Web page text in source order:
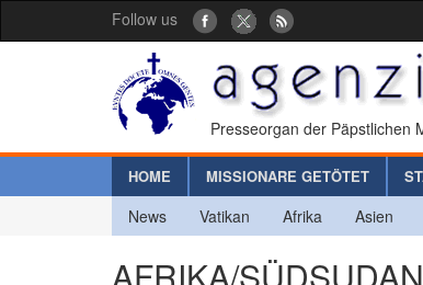
Follow us
Presseorgan der Päpstlichen
HOME MISSIONARE GETÖTET
News Vatikan Afrika Asien
AFRIKA/